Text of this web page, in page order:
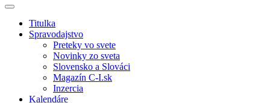
Titulka
Spravodajstvo
Preteky vo svete
Novinky zo sveta
Slovensko a Slováci
Magazín C-I.sk
Inzercia
Kalendáre